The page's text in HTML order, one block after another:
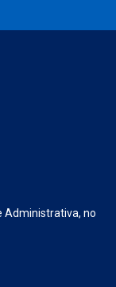
Administrativa, no